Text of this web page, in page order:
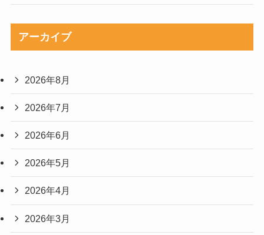
アーカイブ
2026年8月
2026年7月
2026年6月
2026年5月
2026年4月
2026年3月